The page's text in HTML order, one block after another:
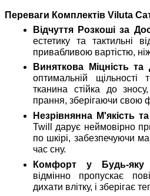
Переваги Комплектів Viluta
Відчуття Розкоші за
естетику та тактильні
привабливою вартістю,
Виняткова Міцність та
оптимальній щільності
тканина стійка до
прання, зберігаючи свою
Незрівнянна М'якість
Twill дарує неймовірно
по шкірі, забезпечуючи
час сну.
Комфорт у Будь-
відмінно пропускає
дихати влітку, і зберігає